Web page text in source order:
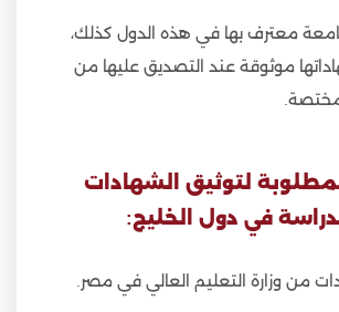
معترف بها في هذه الدول كذلك،
موثوقة عند التصديق عليها من
لتوثيق الشهادات
في دول الخليج:
من وزارة التعليم العالي في مصر.